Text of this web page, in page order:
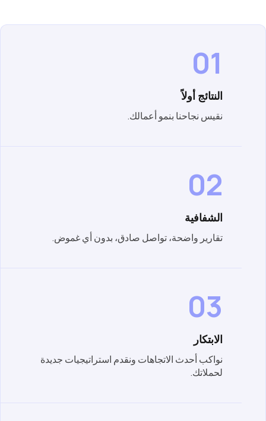
01
النتائج أولاً
نقيس نجاحنا بنمو أعمالك.
02
الشفافية
تقارير واضحة، تواصل صادق، بدون أي غموض.
03
الابتكار
نواكب أحدث الاتجاهات ونقدم استراتيجيات جديدة
لحملاتك.